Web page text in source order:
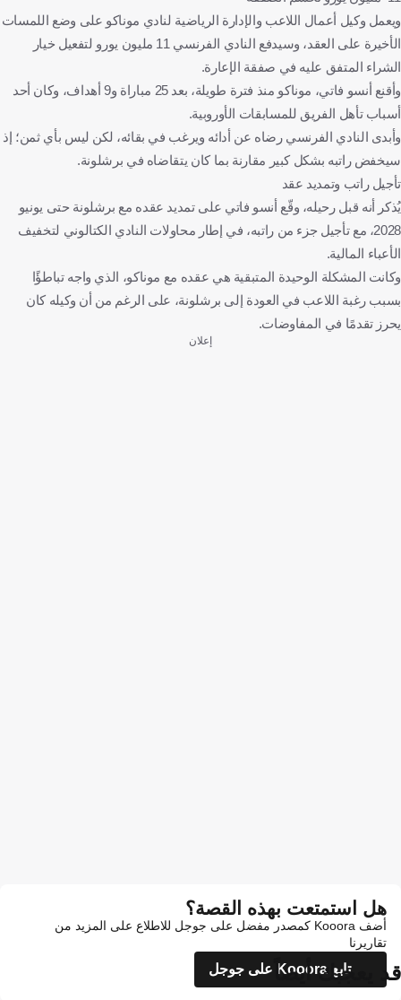
ويعمل وكيل أعمال اللاعب والإدارة الرياضية لنادي موناكو على وضع اللمسات
الأخيرة على العقد، وسيدفع النادي الفرنسي 11 مليون يورو لتفعيل خيار
الشراء المتفق عليه في صفقة الإعارة.
وأقنع أنسو فاتي، موناكو منذ فترة طويلة، بعد 25 مباراة و9 أهداف، وكان أحد
أسباب تأهل الفريق للمسابقات الأوروبية.
وأبدى النادي الفرنسي رضاه عن أدائه ويرغب في بقائه، لكن ليس بأي ثمن؛ إذ
سيخفض راتبه بشكل كبير مقارنة بما كان يتقاضاه في برشلونة.
تأجيل راتب وتمديد عقد
يُذكر أنه قبل رحيله، وقّع أنسو فاتي على تمديد عقده مع برشلونة حتى يونيو
2028، مع تأجيل جزء من راتبه، في إطار محاولات النادي الكتالوني لتخفيف
الأعباء المالية.
وكانت المشكلة الوحيدة المتبقية هي عقده مع موناكو، الذي واجه تباطؤًا
بسبب رغبة اللاعب في العودة إلى برشلونة، على الرغم من أن وكيله كان
يحرز تقدمًا في المفاوضات.
إعلان
هل استمتعت بهذه القصة؟
أضف Kooora كمصدر مفضل على جوجل للاطلاع على المزيد من
تقاريرنا
تابع Kooora على جوجل
قد يعجبك أيضاً